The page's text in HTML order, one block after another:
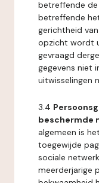
betreffende de
betreffende
gerichtheid
opzicht wordt
gevraagd
gegevens niet
uitwisselingen
3.4
beschermde
algemeen is
toegewijde
sociale
meerderjarige